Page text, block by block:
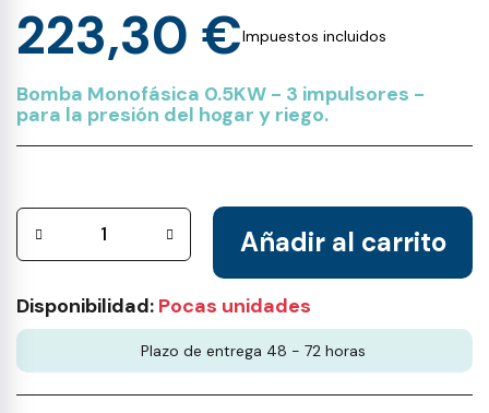
223,30 €Impuestos incluidos
Bomba Monofásica 0.5KW - 3 impulsores -
para la presión del hogar y riego.
Añadir al carrito
Disponibilidad: Pocas unidades
Plazo de entrega 48 - 72 horas